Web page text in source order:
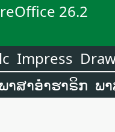
26.2
Impress
ພາສາອຳຮາຣິກ ພ